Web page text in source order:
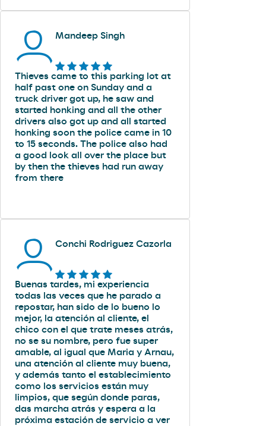
Mandeep Singh
Thieves came to this parking lot at
half past one on Sunday and a
truck driver got up, he saw and
started honking and all the other
drivers also got up and all started
honking soon the police came in 10
to 15 seconds. The police also had
a good look all over the place but
by then the thieves had run away
from there
Conchi Rodriguez Cazorla
Buenas tardes, mi experiencia
todas las veces que he parado a
repostar, han sido de lo bueno lo
mejor, la atención al cliente, el
chico con el que trate meses atrás,
no se su nombre, pero fue super
amable, al igual que Maria y Arnau,
una atención al cliente muy buena,
y además tanto el establecimiento
como los servicios están muy
limpios, que según donde paras,
das marcha atrás y espera a la
próxima estación de servicio a ver